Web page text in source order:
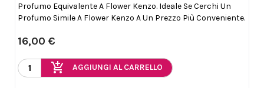
Profumo Equivalente A Flower Kenzo. Ideale Se Cerchi Un
Profumo Simile A Flower Kenzo A Un Prezzo Più Conveniente.
16,00 €
add_shopping_cart AGGIUNGI AL CARRELLO